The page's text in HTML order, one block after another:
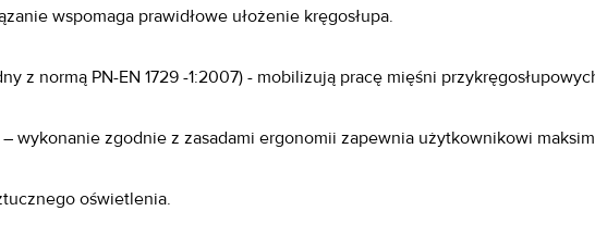
wspomaga prawidłowe ułożenie kręgosłupa.
z normą PN-EN 1729 -1:2007) - mobilizują pracę mięśni
wykonanie zgodnie z zasadami ergonomii zapewnia użytkownikowi
oświetlenia.